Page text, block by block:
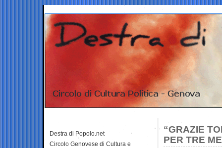
“GRAZIE
PER TRE
Destra di Popolo.net
Circolo Genovese di Cultura e